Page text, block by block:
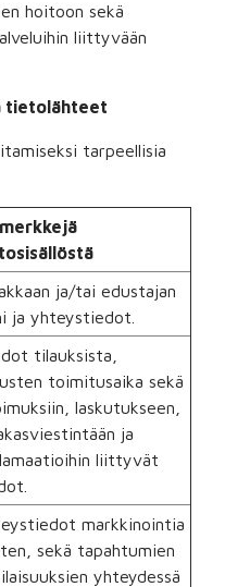
hoitoon sekä
liittyvään
tietolähteet
tarpeellisia
ja/tai edustajan
ja yhteystiedot.
tilauksista,
toimitusaika sekä
laskutukseen,
ja
liittyvät
markkinointia
sekä tapahtumien
yhteydessä